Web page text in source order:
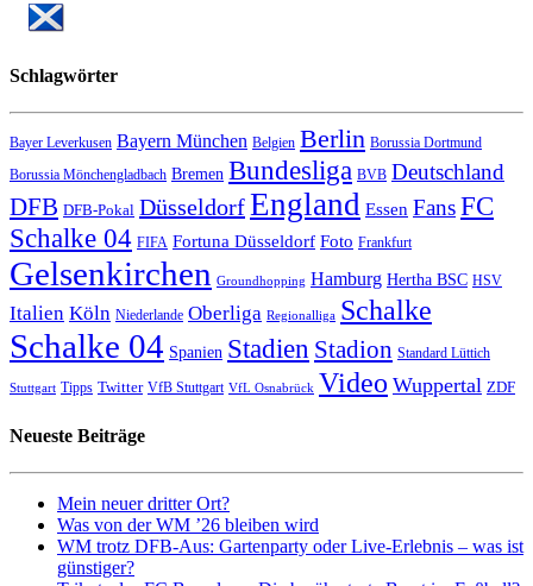
Schlagwörter
Bayer Leverkusen Bayern München Belgien Berlin Borussia Dortmund
Borussia Mönchengladbach Bremen Bundesliga BVB Deutschland
DFB DFB-Pokal DüsseldorfEngland Essen FansFC
Schalke 04 FIFA Fortuna Düsseldorf Foto Frankfurt
Gelsenkirchen Groundhopping Hamburg Hertha BSC HSV
Italien Köln Niederlande Oberliga Regionalliga Schalke
Schalke 04 Spanien Stadien Stadion Standard Lüttich
Stuttgart Tipps Twitter VfB Stuttgart VfL Osnabrück Video Wuppertal ZDF
Neueste Beiträge
Mein neuer dritter Ort?
Was von der WM ’26 bleiben wird
WM trotz DFB-Aus: Gartenparty oder Live-Erlebnis – was ist
günstiger?